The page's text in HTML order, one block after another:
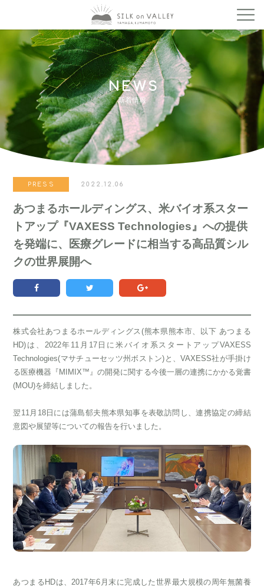
NEWS
新着情報
PRESS 2022.12.06
あつまるホールディングス、米バイオ系スター
トアップ『VAXESS Technologies』への提供
を発端に、医療グレードに相当する高品質シル
クの世界展開へ
株式会社あつまるホールディングス(熊本県熊本市、以下 あつまる
HD)は、2022年11月17日に米バイオ系スタートアップVAXESS
Technologies(マサチューセッツ州ボストン)と、VAXESS社が手掛け
る医療機器『MIMIX™』の開発に関する今後一層の連携にかかる覚書
(MOU)を締結しました。
翌11月18日には蒲島郁夫熊本県知事を表敬訪問し、連携協定の締結
意図や展望等についての報告を行いました。
あつまるHDは、2017年6月末に完成した世界最大規模の周年無菌養